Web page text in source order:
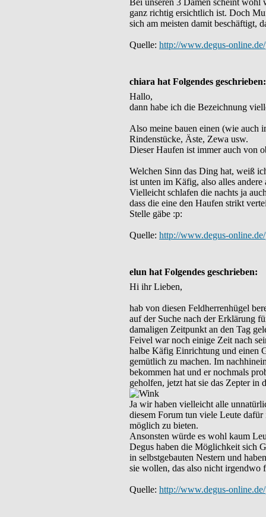
Bei unseren 3 Damen scheint
ganz richtig ersichtlich ist. Doch
sich am meisten damit beschäftigt,
Quelle:http://www.degus-
chiara hat Folgendes geschrieben:
Hallo,
dann habe ich die Bezeichnung
Also meine bauen einen (wie auch
Rindenstücke, Äste, Zewa usw.
Dieser Haufen ist immer auch von
Welchen Sinn das Ding hat, weiß
ist unten im Käfig, also alles
Vielleicht schlafen die nachts ja
dass die eine den Haufen strikt
Stelle gäbe :p:
Quelle:http://www.degus-
elun hat Folgendes geschrieben:
Hi ihr Lieben,
hab von diesen Feldherrenhügel
auf der Suche nach der Erklärung
damaligen Zeitpunkt an den Tag
Feivel war noch einige Zeit nach
halbe Käfig Einrichtung und einen
gemütlich zu machen. Im
bekommen hat und er nochmals
geholfen, jetzt hat sie das Zepter in
Ja wir haben vielleicht alle
diesem Forum tun viele Leute
möglich zu bieten.
Ansonsten würde es wohl kaum
Degus haben die Möglichkeit sich
in selbstgebauten Nestern und
sie wollen, das also nicht irgendwo
Quelle:http://www.degus-